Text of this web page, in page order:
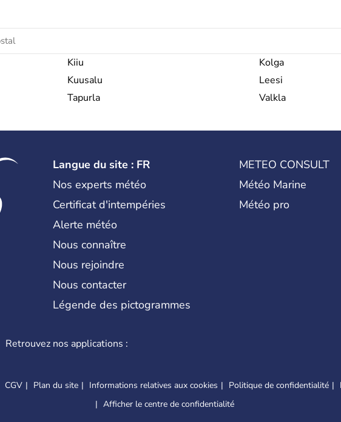
Kiiu
Kolga
Kuusalu
Leesi
Tapurla
Valkla
Langue du site : FR
Nos experts météo
Certificat d'intempéries
Alerte météo
Nous connaître
Nous rejoindre
Nous contacter
Légende des pictogrammes
METEO CONSULT
Météo Marine
Météo pro
Retrouvez nos applications :
CGV Plan du site Informations relatives aux cookies Politique de confidentialité
Afficher le centre de confidentialité